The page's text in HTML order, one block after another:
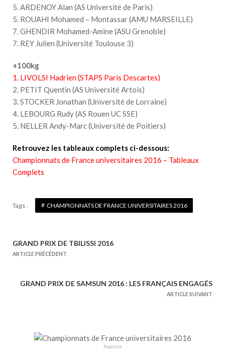
5. ARDENOY Alan (AS Université de Paris)
5. ROUAHI Mohamed – Montassar (AMU MARSEILLE)
7. GHENDIR Mohamed-Amine (ASU Grenoble)
7. REY Julien (Université Toulouse 3)
+100kg
1. LIVOLSI Hadrien (STAPS Paris Descartes)
2. PETIT Quentin (AS Université Artois)
3. STOCKER Jonathan (Université de Lorraine)
4. LEBOURG Rudy (AS Rouen UC SSE)
5. NELLER Andy-Marc (Université de Poitiers)
Retrouvez les tableaux complets ci-dessous:
Championnats de France universitaires 2016 – Tableaux
Complets
Tags : CHAMPIONNATS DE FRANCE UNIVERSITAIRES 2016
N
GRAND PRIX DE TBILISSI 2016
ARTICLE PRÉCÉDENT
GRAND PRIX DE SAMSUN 2016 : LES FRANÇAIS ENGAGÉS
ARTICLE SUIVANT
Publicité